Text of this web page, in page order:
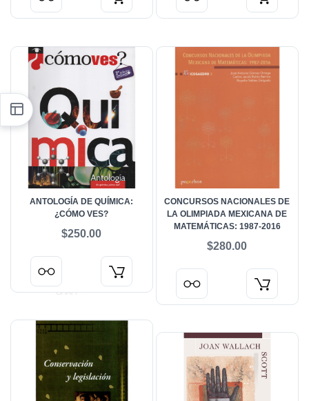
ANTOLOGÍA DE QUÍMICA:
¿CÓMO VES?
$250.00
CONCURSOS NACIONALES DE
LA OLIMPIADA MEXICANA DE
MATEMÁTICAS: 1987-2016
$280.00